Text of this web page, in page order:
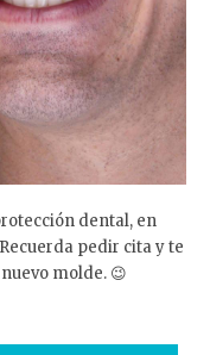
dental, en
pedir cita y te
molde. 😉